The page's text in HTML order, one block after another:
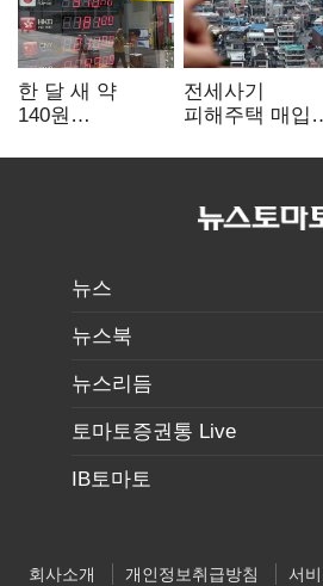
한 달 새 약
140원
엔저'에 원화
전세사기
피해주택 매입
누적 피해자
뉴스
뉴스북
뉴스리듬
토마토증권통 Live
IB토마토
회사소개 개인정보취급방침 서